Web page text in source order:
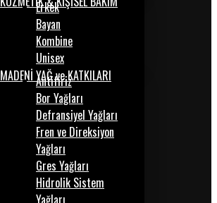
Erkek
Bayan
Kombine
Unisex
MADENİ YAĞ ve KATKILARI
Antifiriz
Bor Yağları
Defransiyel Yağları
Fren ve Direksiyon
Yağları
Gres Yağları
Hidrolik Sistem